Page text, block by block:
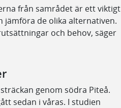
från samrådet är ett viktigt
de olika alternativen.
och behov, säger
genom södra Piteå.
sedan i våras. I studien